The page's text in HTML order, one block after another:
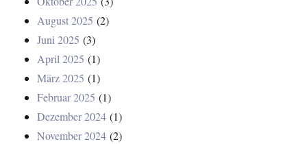
August 2025 (2)
Juni 2025 (3)
April 2025 (1)
März 2025 (1)
Februar 2025 (1)
Dezember 2024 (1)
November 2024 (2)